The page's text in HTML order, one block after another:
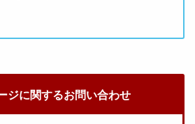
ジに関するお問い合わせ